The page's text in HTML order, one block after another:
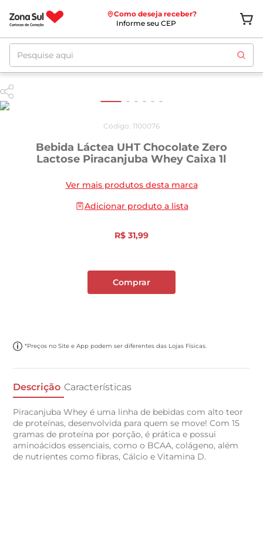
Como deseja receber?
Informe seu CEP
Pesquise aqui
Código: 1100076
Bebida Láctea UHT Chocolate Zero
Lactose Piracanjuba Whey Caixa 1l
Ver mais produtos desta marca
Adicionar produto a lista
R$ 31,99
Comprar
*Preços no Site e App podem ser diferentes das Lojas Físicas.
Descrição Características
Piracanjuba Whey é uma linha de bebidas com alto teor
de proteínas, desenvolvida para quem se move! Com 15
gramas de proteína por porção, é prática e possui
aminoácidos essenciais, como o BCAA, colágeno, além
de nutrientes como fibras, Cálcio e Vitamina D.